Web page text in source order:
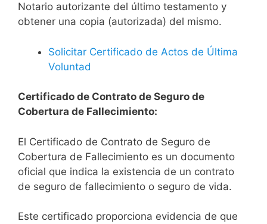
Notario autorizante del último testamento y
obtener una copia (autorizada) del mismo.
Solicitar Certificado de Actos de Última
Voluntad
Certificado de Contrato de Seguro de
Cobertura de Fallecimiento:
El Certificado de Contrato de Seguro de
Cobertura de Fallecimiento es un documento
oficial que indica la existencia de un contrato
de seguro de fallecimiento o seguro de vida.
Este certificado proporciona evidencia de que